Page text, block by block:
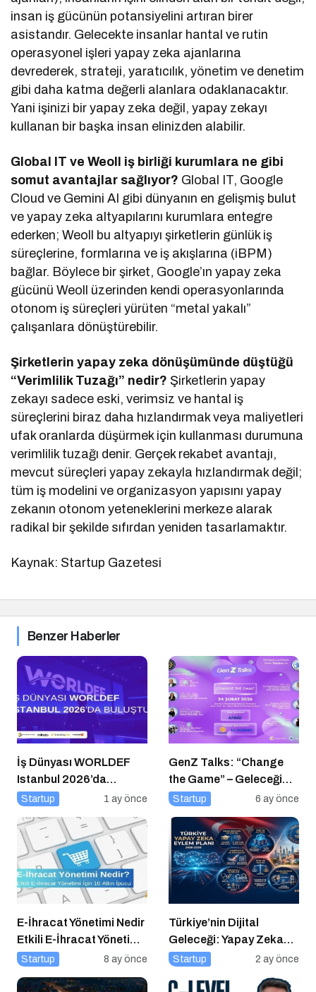
insan iş gücünün potansiyelini artıran birer
asistandır. Gelecekte insanlar hantal ve rutin
operasyonel işleri yapay zeka ajanlarına
devrederek, strateji, yaratıcılık, yönetim ve denetim
gibi daha katma değerli alanlara odaklanacaktır.
Yani işinizi bir yapay zeka değil, yapay zekayı
kullanan bir başka insan elinizden alabilir.
Global IT ve Weoll iş birliği kurumlara ne gibi
somut avantajlar sağlıyor? Global IT, Google
Cloud ve Gemini AI gibi dünyanın en gelişmiş bulut
ve yapay zeka altyapılarını kurumlara entegre
ederken; Weoll bu altyapıyı şirketlerin günlük iş
süreçlerine, formlarına ve iş akışlarına (iBPM)
bağlar. Böylece bir şirket, Google’ın yapay zeka
gücünü Weoll üzerinden kendi operasyonlarında
otonom iş süreçleri yürüten “metal yakalı”
çalışanlara dönüştürebilir.
Şirketlerin yapay zeka dönüşümünde düştüğü
“Verimlilik Tuzağı” nedir? Şirketlerin yapay
zekayı sadece eski, verimsiz ve hantal iş
süreçlerini biraz daha hızlandırmak veya maliyetleri
ufak oranlarda düşürmek için kullanması durumuna
verimlilik tuzağı denir. Gerçek rekabet avantajı,
mevcut süreçleri yapay zekayla hızlandırmak değil;
tüm iş modelini ve organizasyon yapısını yapay
zekanın otonom yeteneklerini merkeze alarak
radikal bir şekilde sıfırdan yeniden tasarlamaktır.
Kaynak: Startup Gazetesi
Benzer Haberler
İş Dünyası WORLDEF
Istanbul 2026’da
Buluştu
Startup 1 ay önce
GenZ Talks: “Change
the Game” – Geleceği
Tasarlayanlar Sahne
Startup 6 ay önce
E-İhracat Yönetimi Nedir
Etkili E-İhracat Yönetimi
için 10 Altın İpucu
Startup 8 ay önce
Türkiye’nin Dijital
Geleceği: Yapay Zeka
Çağında “BİLGE”
Startup 2 ay önce